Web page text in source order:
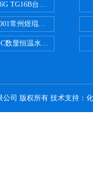
TG16G TG16B台式高速离心机
常州煜琨电热铝块加热器
数显恒温水浴振荡器往复
司 版权所有 技术支持：